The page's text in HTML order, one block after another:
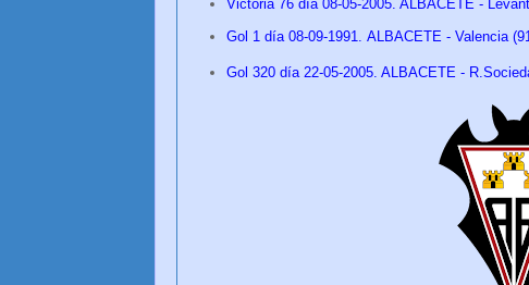
Victoria 76 día 08-05-2005. ALBACETE -
Gol 1 día 08-09-1991. ALBACETE - Valencia
Gol 320 día 22-05-2005. ALBACETE -